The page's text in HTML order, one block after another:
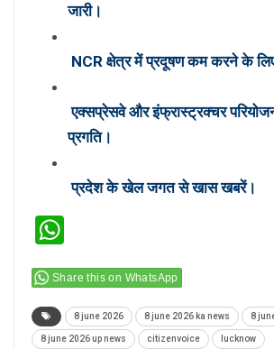
जारी।
NCR क्षेत्र में प्रदूषण कम करने के
एक्सप्रेसवे और इंफ्रास्ट्रक्चर
प्रगति।
प्रदेश के खेल जगत से खास खबरें।
Share this on WhatsApp
8 june 2026 8 june 2026 ka news 8
8 june 2026 up news citizenvoice lucknow